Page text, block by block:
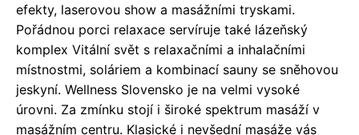
efekty, laserovou show a masážními tryskami.
Pořádnou porci relaxace servíruje také lázeňský
komplex Vitální svět s relaxačními a inhalačními
místnostmi, soláriem a kombinací sauny se sněhovou
jeskyní. Wellness Slovensko je na velmi vysoké
úrovni. Za zmínku stojí i široké spektrum masáží v
masážním centru. Klasické i nevšední masáže vás